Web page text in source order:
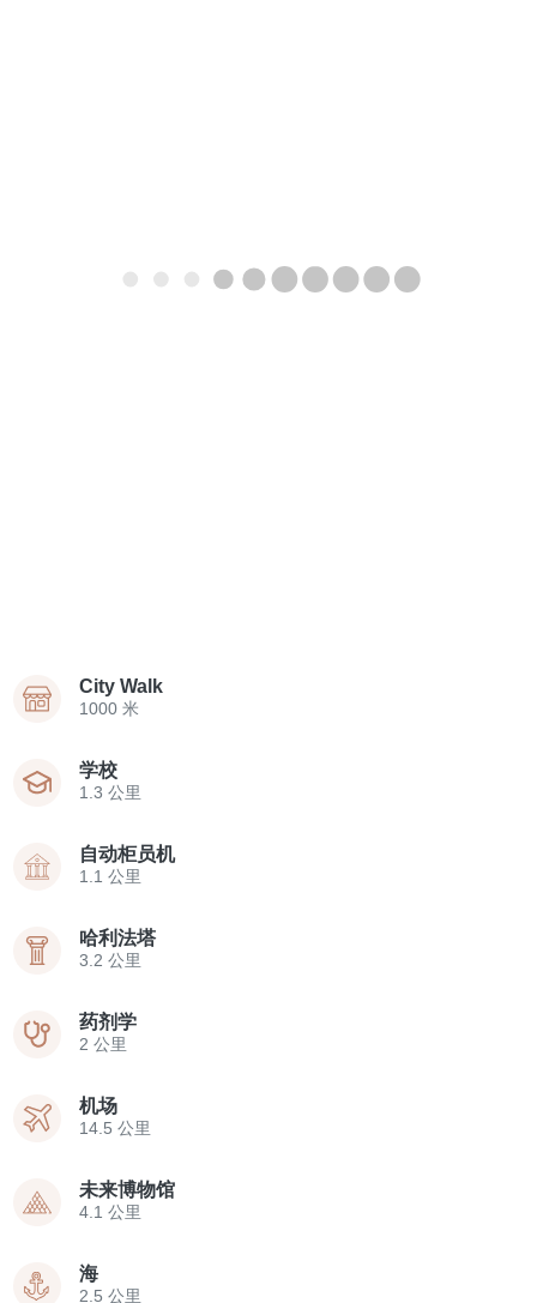
City Walk
1000 米
学校
1.3 公里
自动柜员机
1.1 公里
哈利法塔
3.2 公里
药剂学
2 公里
机场
14.5 公里
未来博物馆
4.1 公里
海
2.5 公里